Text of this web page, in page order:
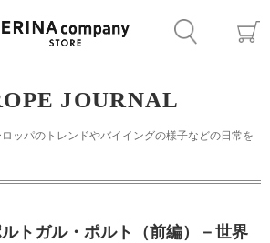
JOURNAL
ッパのトレンドやバイイングの様子などの日常を
トガル・ポルト（前編）－世界